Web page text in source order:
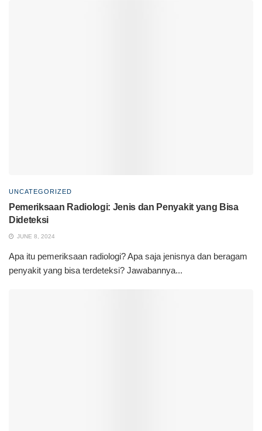
UNCATEGORIZED
Pemeriksaan Radiologi: Jenis dan Penyakit yang Bisa
Dideteksi
JUNE 8, 2024
Apa itu pemeriksaan radiologi? Apa saja jenisnya dan beragam
penyakit yang bisa terdeteksi? Jawabannya...